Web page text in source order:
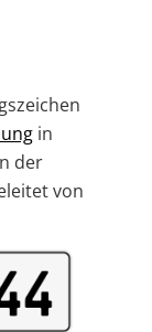
in
der
von